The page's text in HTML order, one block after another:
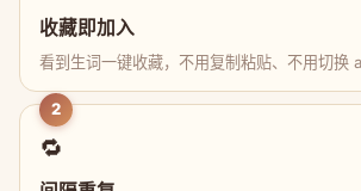
收藏即加入
看到生词一键收藏，不用复制粘贴、不用切换
2
🔁